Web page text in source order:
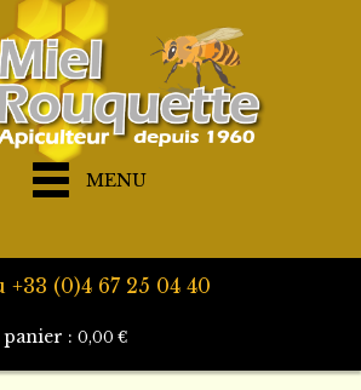
MENU
(0)4 67 25 04 40
: 0,00 €